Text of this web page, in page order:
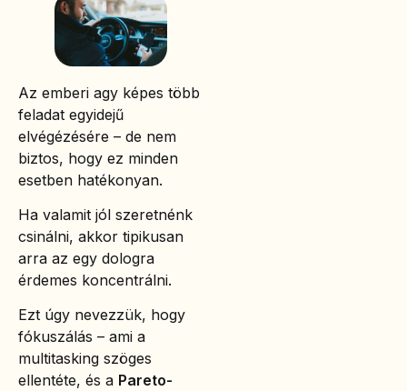
Az emberi agy képes több
feladat egyidejű
elvégézésére – de nem
biztos, hogy ez minden
esetben hatékonyan.
Ha valamit jól szeretnénk
csinálni, akkor tipikusan
arra az egy dologra
érdemes koncentrálni.
Ezt úgy nevezzük, hogy
fókuszálás – ami a
multitasking szöges
ellentéte, és a Pareto-